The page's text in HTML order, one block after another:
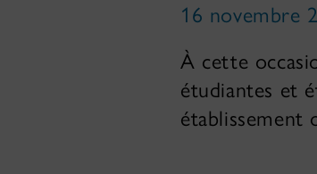
16 novembre
À cette
étudiantes et
établissement